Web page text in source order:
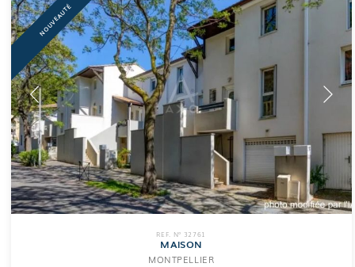
NOUVEAUTÉ
REF. N° 32761
MAISON
MONTPELLIER